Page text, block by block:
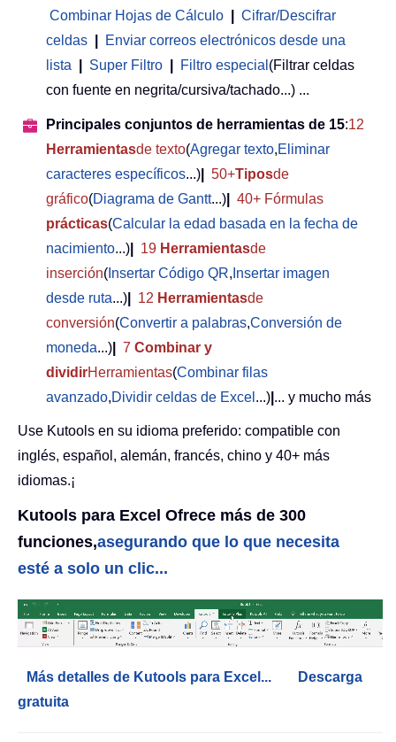
Combinar Hojas de Cálculo
Cifrar/Descifrar
celdas
Enviar correos electrónicos desde una
lista
Super Filtro Filtro especial (Filtrar celdas
con fuente en negrita/cursiva/tachado...) ...
Principales conjuntos de herramientas de 15:12
Herramientasde texto(Agregar texto,Eliminar
caracteres específicos...) 50+Tiposde
gráfico(Diagrama de Gantt...)
40+ Fórmulas
prácticas(Calcular la edad basada en la fecha de
nacimiento...) 19 Herramientasde
inserción( Insertar Código QR, Insertar imagen
desde ruta...) 12 Herramientasde
conversión(Convertir a palabras,Conversión de
moneda...) 7 Combinar y
dividirHerramientas(Combinar filas
avanzado,Dividir celdas de Excel ...) ... y mucho más
Use Kutools en su idioma preferido: compatible con
inglés, español, alemán, francés, chino y 40+ más
idiomas.¡
Kutools para Excel Ofrece más de 300
funciones,asegurando que lo que necesita
esté a solo un clic...
Más detalles de Kutools para Excel...
Descarga
gratuita